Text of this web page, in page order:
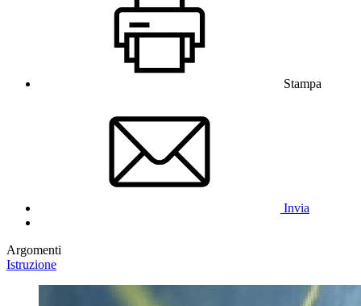
Stampa
Invia
Argomenti
Istruzione